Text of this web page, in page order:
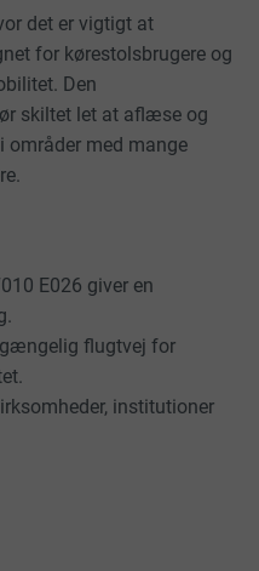
det er vigtigt at
for kørestolsbrugere og
Den
skiltet let at aflæse og
områder med mange
E026 giver en
flugtvej for
institutioner